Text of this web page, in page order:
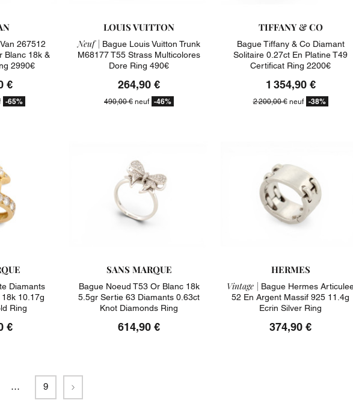
267512
Blanc 18k &
2990€
€
-65%
LOUIS VUITTON
Neuf | Bague Louis Vuitton Trunk
M68177 T55 Strass Multicolores
Dore Ring 490€
264,90 €
490,00 € neuf -46%
TIFFANY & CO
Bague Tiffany & Co Diamant
Solitaire 0.27ct En Platine T49
Certificat Ring 2200€
1 354,90 €
2 200,00 €neuf -38%
Diamants
10.17g
Ring
€
SANS MARQUE
Bague Noeud T53 Or Blanc 18k
5.5gr Sertie 63 Diamants 0.63ct
Knot Diamonds Ring
614,90 €
HERMES
Vintage | Bague Hermes
52 En Argent Massif 925 11.4g
Ecrin Silver Ring
374,90 €
… 9 Suivant